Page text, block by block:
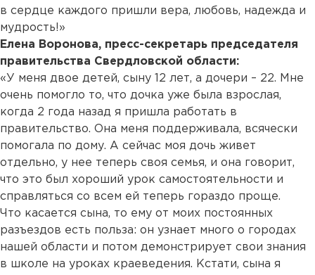
в сердце каждого пришли вера, любовь, надежда и
мудрость!»
Елена Воронова, пресс-секретарь председателя
правительства Свердловской области:
«У меня двое детей, сыну 12 лет, а дочери – 22. Мне
очень помогло то, что дочка уже была взрослая,
когда 2 года назад я пришла работать в
правительство. Она меня поддерживала, всячески
помогала по дому. А сейчас моя дочь живет
отдельно, у нее теперь своя семья, и она говорит,
что это был хороший урок самостоятельности и
справляться со всем ей теперь гораздо проще.
Что касается сына, то ему от моих постоянных
разъездов есть польза: он узнает много о городах
нашей области и потом демонстрирует свои знания
в школе на уроках краеведения. Кстати, сына я